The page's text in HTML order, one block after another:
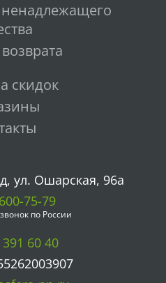
ненадлежащего
скидок
ул. Ошарская, 96а
75-79
по России
60 40